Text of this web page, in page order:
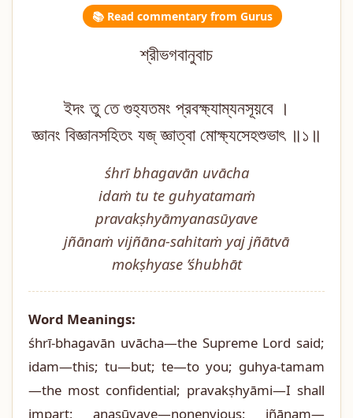
📚 Read commentary from Gurus
শ্রীভগবানুবাচ
ইদং তু তে গুহ্যতমং প্রবক্ষ্যাম্যনসূয়বে ।
জ্ঞানং বিজ্ঞানসহিতং যজ্ জ্ঞাত্বা মোক্ষ্যসেহশুভাৎ ॥১॥
śhrī bhagavān uvācha
idaṁ tu te guhyatamaṁ
pravakṣhyāmyanasūyave
jñānaṁ vijñāna-sahitaṁ yaj jñātvā
mokṣhyase ’śhubhāt
Word Meanings:
śhrī-bhagavān uvācha—the Supreme Lord said;
idam—this; tu—but; te—to you; guhya-tamam
—the most confidential; pravakṣhyāmi—I shall
impart; anasūyave—nonenvious; jñānam—